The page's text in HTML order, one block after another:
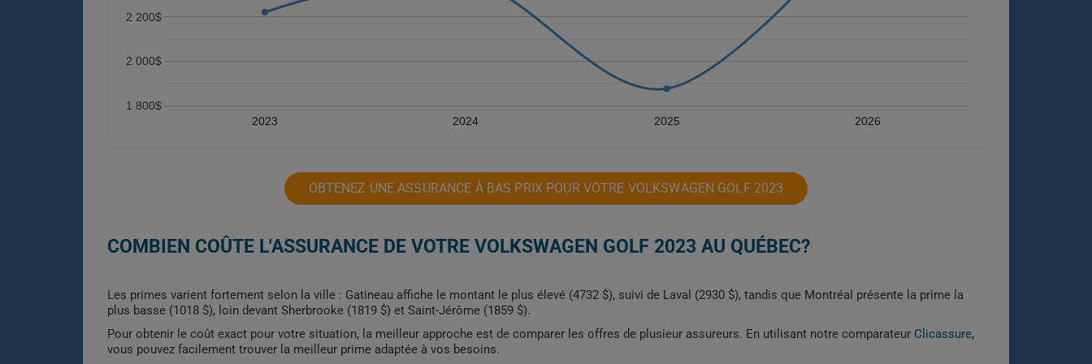
2023 2024 2025 2026
1 800$
2 000$
2 200$
OBTENEZ UNE ASSURANCE À BAS PRIX POUR VOTRE VOLKSWAGEN GOLF 2023
COMBIEN COÛTE L'ASSURANCE DE VOTRE VOLKSWAGEN GOLF 2023 AU QUÉBEC?
Les primes varient fortement selon la ville : Gatineau affiche le montant le plus élevé (4732 $), suivi de Laval (2930 $), tandis que Montréal présente la prime la
plus basse (1018 $), loin devant Sherbrooke (1819 $) et Saint-Jérôme (1859 $).
Pour obtenir le coût exact pour votre situation, la meilleur approche est de comparer les offres de plusieur assureurs. En utilisant notre comparateur Clicassure,
vous pouvez facilement trouver la meilleur prime adaptée à vos besoins.